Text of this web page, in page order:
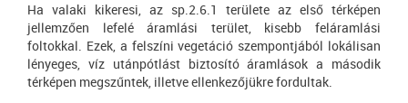
Ha valaki kikeresi, az sp.2.6.1 területe az első térképen
jellemzően lefelé áramlási terület, kisebb feláramlási
foltokkal. Ezek, a felszíni vegetáció szempontjából lokálisan
lényeges, víz utánpótlást biztosító áramlások a második
térképen megszűntek, illetve ellenkezőjükre fordultak.